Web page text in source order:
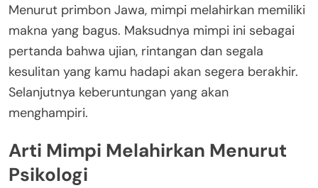
Menurut primbon Jawa, mimpi melahirkan memiliki
makna yang bagus. Maksudnya mimpi ini sebagai
pertanda bahwa ujian, rintangan dan segala
kesulitan yang kamu hadapi akan segera berakhir.
Selanjutnya keberuntungan yang akan
menghampiri.
Arti Mimpi Melahirkan Menurut
Psikologi